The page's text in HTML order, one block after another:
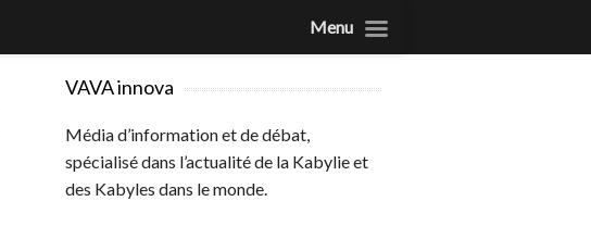
VAVA innova
Média d’information et de débat,
spécialisé dans l’actualité de la Kabylie et
des Kabyles dans le monde.
Menu